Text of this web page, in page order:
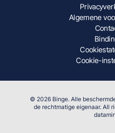
Algemene
Cookie-
© 2026 Binge. Alle
de rechtmatige eigenaar. All